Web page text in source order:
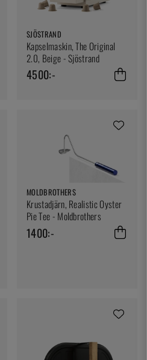
SJÖSTRAND
Kapselmaskin, The Original
2.0, Beige - Sjöstrand
4500:-
MOLDBROTHERS
Krustadjärn, Realistic Oyster
Pie Tee - Moldbrothers
1400:-